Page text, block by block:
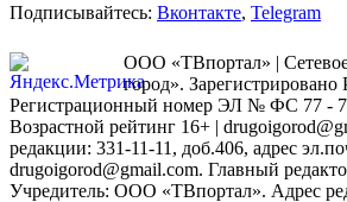
Подписывайтесь: Вконтакте, Telegram
ООО «ТВпортал» |
город». Зарегистрировано
Регистрационный номер ЭЛ № ФС 77 -
Возрастной рейтинг 16+ |
редакции: 331-11-11, доб.406, адрес
drugoigorod@gmail.com. Главный
Учредитель: ООО «ТВпортал». Адрес